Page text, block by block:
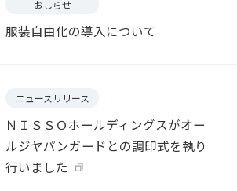
おしらせ
服装自由化の導入について
ニュースリリース
ＮＩＳＳＯホールディングスがオー
ルジヤパンガードとの調印式を執り
行いました